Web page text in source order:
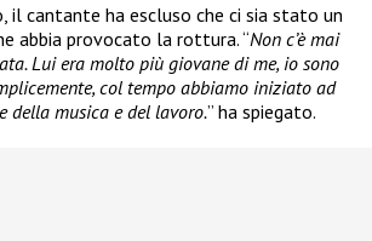
cantante ha escluso che ci sia stato un
abbia provocato la rottura. “Non c’è mai
Lui era molto più giovane di me, io sono
col tempo abbiamo iniziato ad
della musica e del lavoro.” ha spiegato.